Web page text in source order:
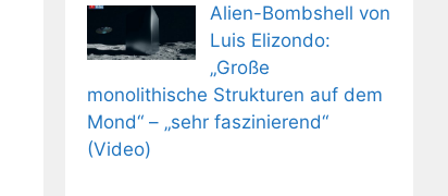
Alien-Bombshell von
Luis Elizondo:
„Große
monolithische Strukturen auf dem
Mond“ – „sehr faszinierend“
(Video)